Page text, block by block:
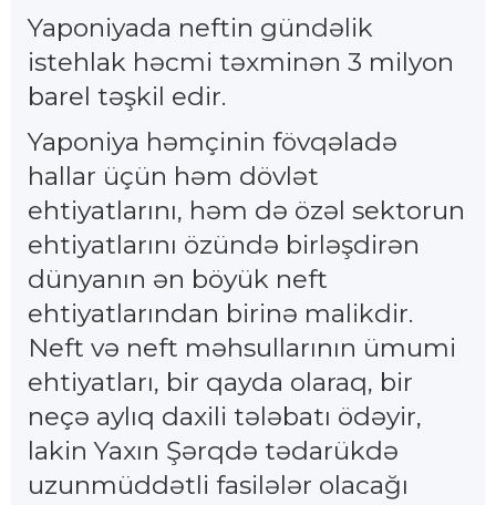
Yaponiyada neftin gündəlik
istehlak həcmi təxminən 3 milyon
barel təşkil edir.
Yaponiya həmçinin fövqəladə
hallar üçün həm dövlət
ehtiyatlarını, həm də özəl sektorun
ehtiyatlarını özündə birləşdirən
dünyanın ən böyük neft
ehtiyatlarından birinə malikdir.
Neft və neft məhsullarının ümumi
ehtiyatları, bir qayda olaraq, bir
neçə aylıq daxili tələbatı ödəyir,
lakin Yaxın Şərqdə tədarükdə
uzunmüddətli fasilələr olacağı